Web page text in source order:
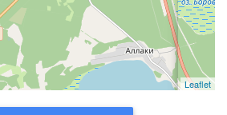
Leaflet